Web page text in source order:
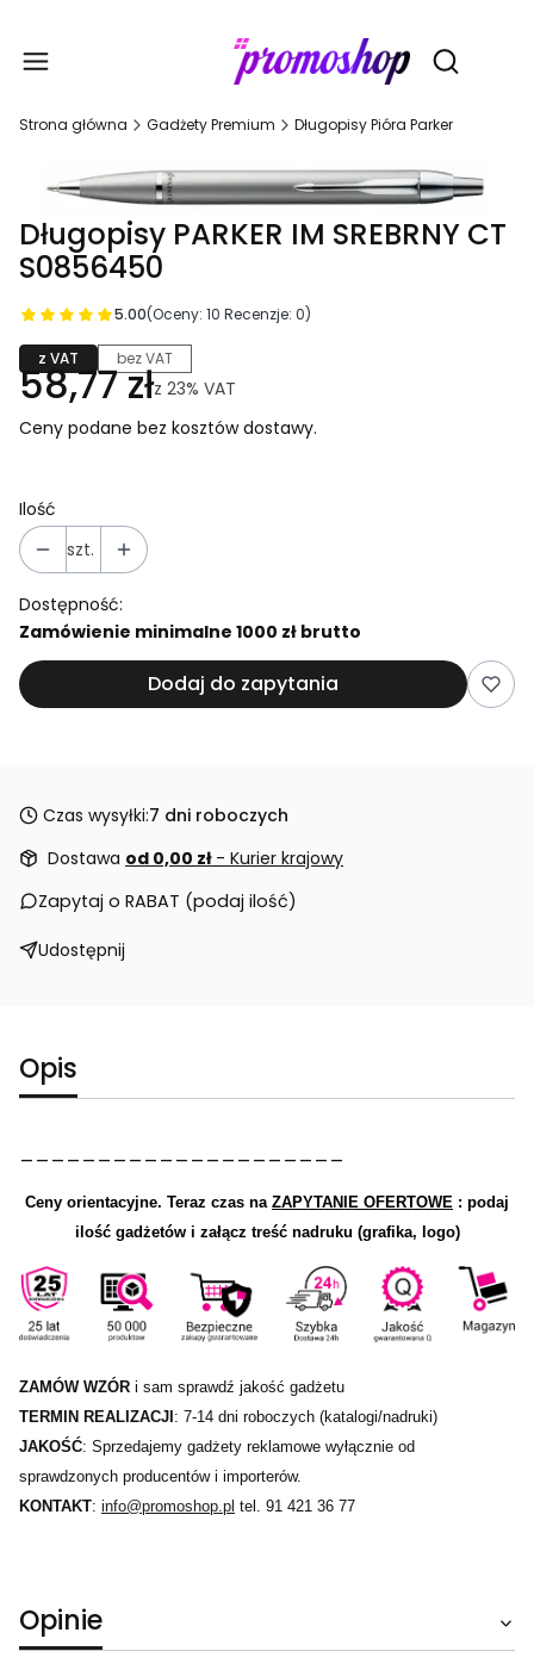
Otwórz
Strona główna Gadżety Premium Długopisy Pióra Parker
Długopisy PARKER IM SREBRNY CT
S0856450
5.00(Oceny: 10 Recenzje: 0)
z VAT bez VAT
58,77 złz 23% VAT
Ceny podane bez kosztów dostawy.
Ilość
szt.
Dostępność:
Zamówienie minimalne 1000 zł brutto
Dodaj do zapytania
Czas wysyłki:7 dni roboczych
Dostawa od 0,00 zł - Kurier krajowy
Zapytaj o RABAT (podaj ilość)
Udostępnij
Opis
Ceny orientacyjne. Teraz czas na ZAPYTANIE OFERTOWE : podaj
ilość gadżetów i załącz treść nadruku (grafika, logo)
ZAMÓW WZÓR i sam sprawdź jakość gadżetu
TERMIN REALIZACJI : 7-14 dni roboczych (katalogi/nadruki)
JAKOŚĆ: Sprzedajemy gadżety reklamowe wyłącznie od
sprawdzonych producentów i importerów.
KONTAKT: info@promoshop.pl tel. 91 421 36 77
Opinie